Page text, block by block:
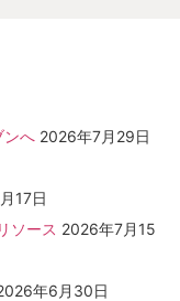
ンへ 2026年7月29日
17日
ソース 2026年7月15
年6月30日